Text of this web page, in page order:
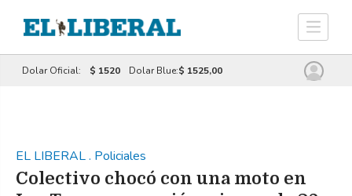
Dolar Oficial: $ 1520 Dolar Blue:$ 1525,00
EL LIBERAL. Policiales
Colectivo chocó con una moto en